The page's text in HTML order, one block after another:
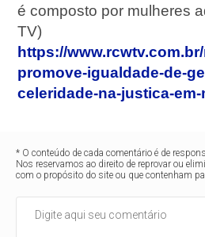
é composto por mulheres
TV)
https://
promove-igualdade-de-
celeridade-na-justica-em-
* O conteúdo de cada comentário é de
Nos reservamos ao direito de reprovar ou
com o propósito do site ou que contenham